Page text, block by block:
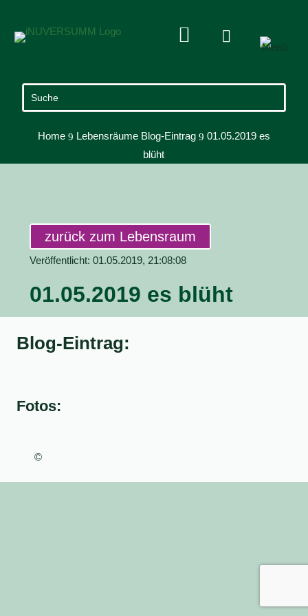
 
Home 9 Lebensräume Blog-Eintrag 9 01.05.2019 es
blüht
zurück zum Lebensraum
Veröffentlicht: 01.05.2019, 21:08:08
01.05.2019 es blüht
Blog-Eintrag:
Fotos:
©